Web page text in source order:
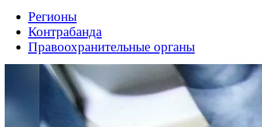
Регионы
Контрабанда
Правоохранительные органы